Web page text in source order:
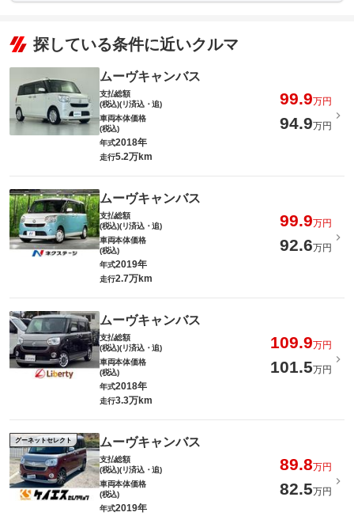
探している条件に近いクルマ
ムーヴキャンバス
支払総額
(税込)(リ済込・追)
99.9万円
車両本体価格
(税込)
94.9万円
年式2018年
走行5.2万km
ムーヴキャンバス
支払総額
(税込)(リ済込・追)
99.9万円
車両本体価格
(税込)
92.6万円
年式2019年
走行2.7万km
ムーヴキャンバス
支払総額
(税込)(リ済込・追)
109.9万円
車両本体価格
(税込)
101.5万円
年式2018年
走行3.3万km
グーネットセレクト ムーヴキャンバス
支払総額
(税込)(リ済込・追)
89.8万円
車両本体価格
(税込)
82.5万円
年式2019年